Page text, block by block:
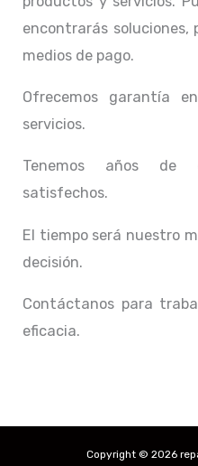
encontrarás
medios de pago.
Ofrecemos garantía
servicios.
Tenemos años de
satisfechos.
El tiempo será nuestro
decisión.
Contáctanos para
eficacia.
Copyright © 2026